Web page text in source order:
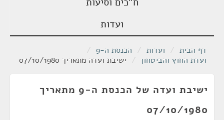
ועדות
דף הבית / ועדות / הכנסת ה-9
/
ועדת החוץ והביטחון / ישיבת ועדה מתאריך 07/10/1980
ישיבת ועדה של הכנסת ה-9 מתאריך
07/10/1980